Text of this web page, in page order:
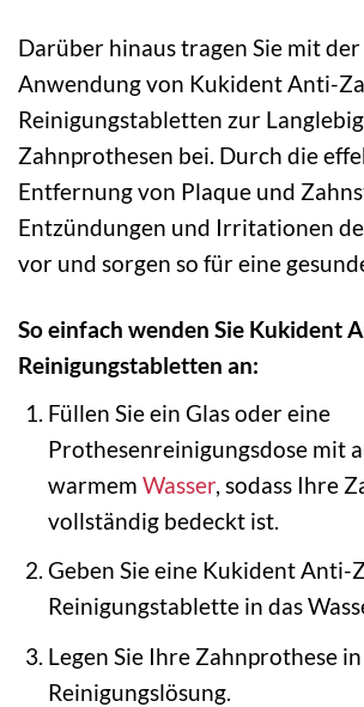
Darüber hinaus tragen Sie mit
Anwendung von Kukident Anti-
Reinigungstabletten zur
Zahnprothesen bei. Durch die
Entfernung von Plaque und
Entzündungen und Irritationen
vor und sorgen so für eine
So einfach wenden Sie Kukident
Reinigungstabletten an:
Füllen Sie ein Glas oder eine
Prothesenreinigungsdose mit
warmem Wasser, sodass Ihre
vollständig bedeckt ist.
Geben Sie eine Kukident Anti-
Reinigungstablette in das
Legen Sie Ihre Zahnprothese
Reinigungslösung.